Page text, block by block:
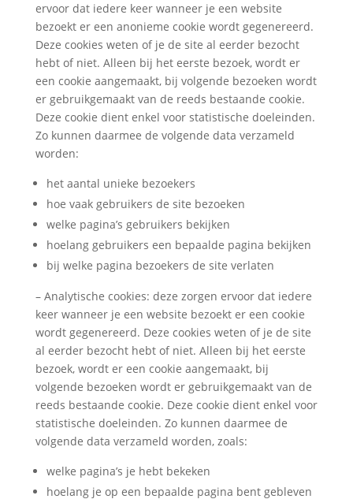
ervoor dat iedere keer wanneer je een website
bezoekt er een anonieme cookie wordt gegenereerd.
Deze cookies weten of je de site al eerder bezocht
hebt of niet. Alleen bij het eerste bezoek, wordt er
een cookie aangemaakt, bij volgende bezoeken wordt
er gebruikgemaakt van de reeds bestaande cookie.
Deze cookie dient enkel voor statistische doeleinden.
Zo kunnen daarmee de volgende data verzameld
worden:
het aantal unieke bezoekers
hoe vaak gebruikers de site bezoeken
welke pagina’s gebruikers bekijken
hoelang gebruikers een bepaalde pagina bekijken
bij welke pagina bezoekers de site verlaten
– Analytische cookies: deze zorgen ervoor dat iedere
keer wanneer je een website bezoekt er een cookie
wordt gegenereerd. Deze cookies weten of je de site
al eerder bezocht hebt of niet. Alleen bij het eerste
bezoek, wordt er een cookie aangemaakt, bij
volgende bezoeken wordt er gebruikgemaakt van de
reeds bestaande cookie. Deze cookie dient enkel voor
statistische doeleinden. Zo kunnen daarmee de
volgende data verzameld worden, zoals:
welke pagina’s je hebt bekeken
hoelang je op een bepaalde pagina bent gebleven